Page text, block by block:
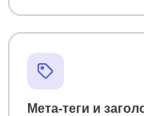
Мета-теги и